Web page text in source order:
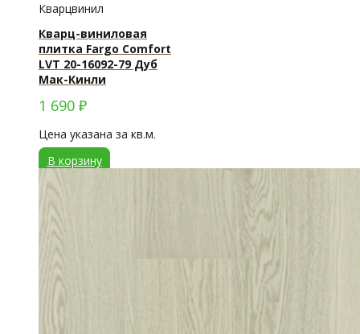
Кварцвинил
Кварц-виниловая
плитка Fargo Comfort
LVT 20-16092-79 Дуб
Мак-Кинли
1 690 ₽
Цена указана за кв.м.
В корзину